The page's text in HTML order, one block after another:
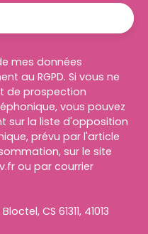
mes données
au RGPD. Si vous ne
de prospection
vous pouvez
sur la liste d'opposition
prévu par l'article
sur le site
ou par courrier
CS 61311, 41013